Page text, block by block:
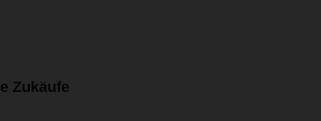
Zukäufe